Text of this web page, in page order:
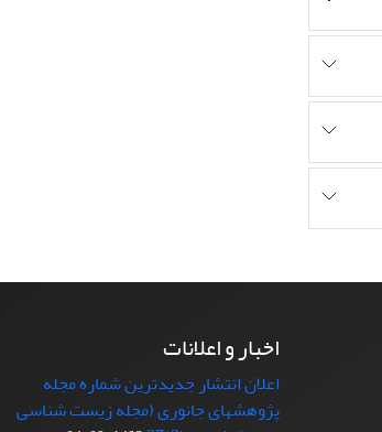
اخبار و اعلانات
اعلان انتشار جدیدترین شماره مجله
پژوهشهای جانوری (مجله زیست شناسی